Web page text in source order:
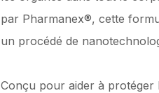
par Pharmanex®, cette
un procédé de
Conçu pour aider à protéger